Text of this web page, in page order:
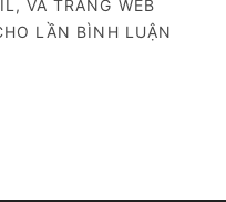
VÀ TRANG WEB
LẦN BÌNH LUẬN